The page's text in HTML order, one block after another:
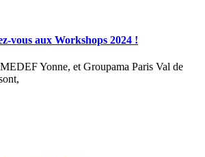
vous aux Workshops 2024 !
Yonne, et Groupama Paris Val de